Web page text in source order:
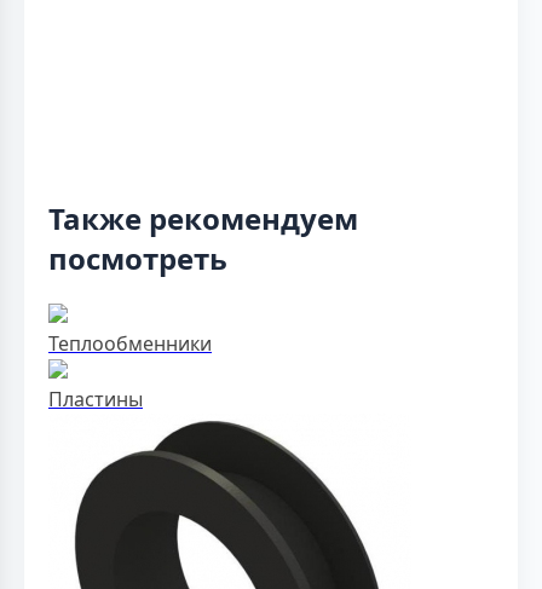
Также рекомендуем
посмотреть
Теплообменники
Пластины